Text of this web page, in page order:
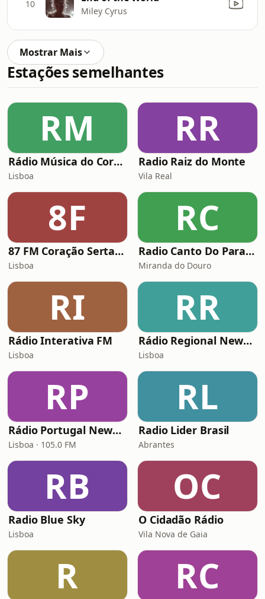
10
Miley Cyrus
Mostrar Mais
Estações semelhantes
RM
Rádio Música do Coração
Lisboa
RR
Radio Raiz do Monte
Vila Real
8F
87 FM Coração Sertanejo
Lisboa
RC
Radio Canto Do Paraiso
Miranda do Douro
RI
Rádio Interativa FM
Lisboa
RR
Rádio Regional News FM
Lisboa
RP
Rádio Portugal News FM
Lisboa · 105.0 FM
RL
Radio Lider Brasil
Abrantes
RB
Radio Blue Sky
Lisboa
OC
O Cidadão Rádio
Vila Nova de Gaia
R RC